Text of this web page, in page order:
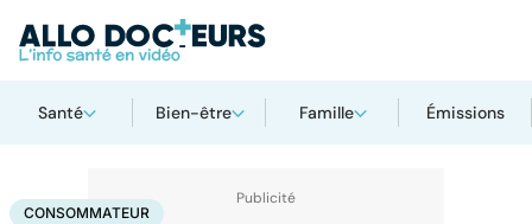
Santé Bien-être Famille Émissions
AccueilSantéConsommateur
CONSOMMATEUR